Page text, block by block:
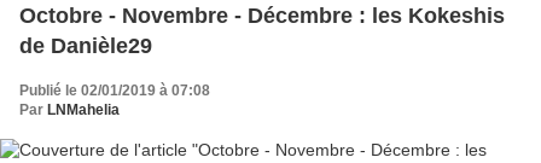
Octobre - Novembre - Décembre : les Kokeshis
de Danièle29
Publié le 02/01/2019 à 07:08
Par LNMahelia